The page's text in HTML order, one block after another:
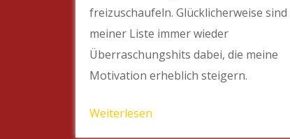
freizuschaufeln. Glücklicherweise sind
meiner Liste immer wieder
Überraschungshits dabei, die meine
Motivation erheblich steigern.
Weiterlesen